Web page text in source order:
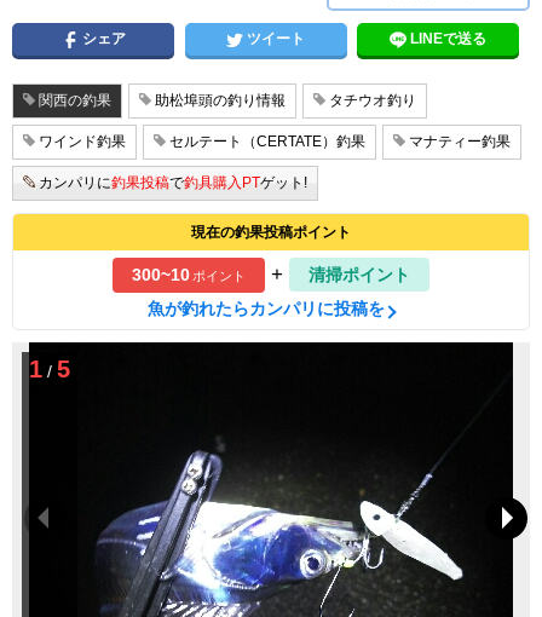
シェア ツイート LINEで送る
関西の釣果 助松埠頭の釣り情報 タチウオ釣り
ワインド釣果 セルテート（CERTATE）釣果 マナティー釣果
カンパリに釣果投稿で釣具購入PTゲット!
現在の釣果投稿ポイント
300~10ポイント +
清掃ポイント
魚が釣れたらカンパリに投稿を
1 / 5